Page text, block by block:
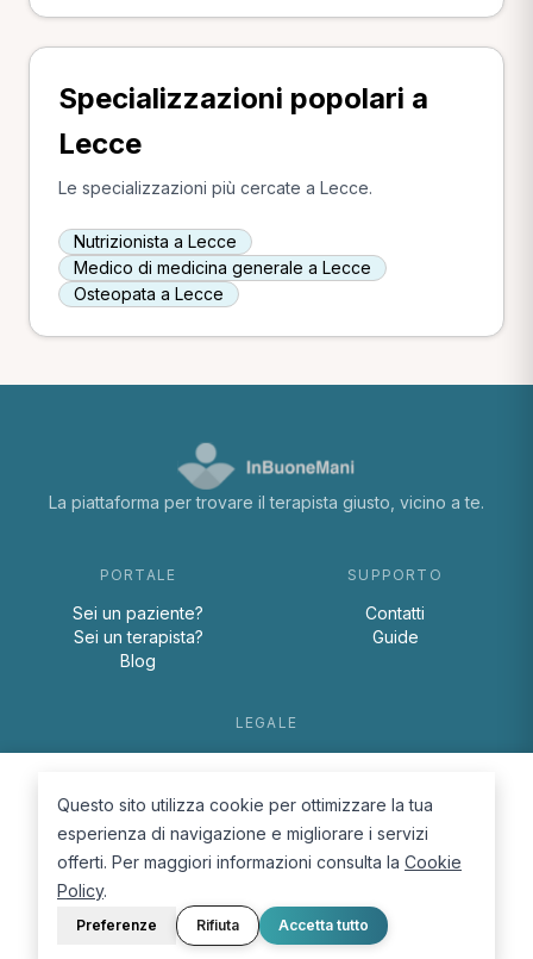
Specializzazioni popolari a
Lecce
Le specializzazioni più cercate a Lecce.
Nutrizionista a Lecce
Medico di medicina generale a Lecce
Osteopata a Lecce
La piattaforma per trovare il terapista giusto, vicino a te.
PORTALE
Sei un paziente?
Sei un terapista?
Blog
SUPPORTO
Contatti
Guide
LEGALE
Cookie Policy
Questo sito utilizza cookie per ottimizzare la tua
esperienza di navigazione e migliorare i servizi
offerti. Per maggiori informazioni consulta la Cookie
Policy.
Preferenze Rifiuta Accetta tutto